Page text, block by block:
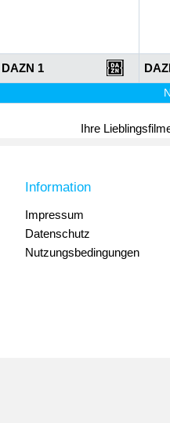
DAZN 1
Ihre
Information
Impressum
Datenschutz
Nutzungsbedingungen